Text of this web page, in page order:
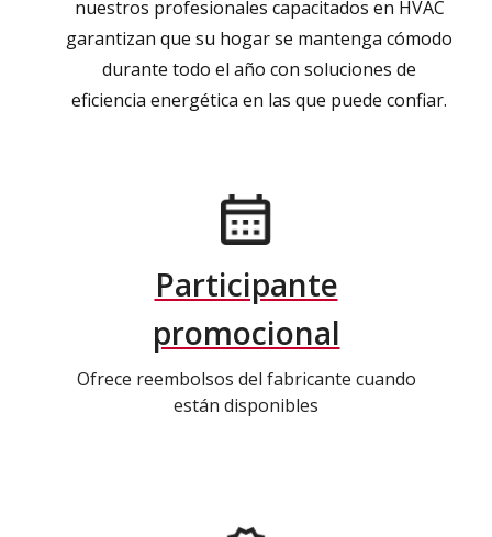
nuestros profesionales capacitados en HVAC
garantizan que su hogar se mantenga cómodo
durante todo el año con soluciones de
eficiencia energética en las que puede confiar.
Participante
promocional
Ofrece reembolsos del fabricante cuando
están disponibles